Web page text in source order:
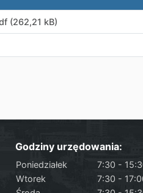
(262,21 kB)
Godziny urzędowania:
Poniedziałek
7:30 -
Wtorek
7:30 -